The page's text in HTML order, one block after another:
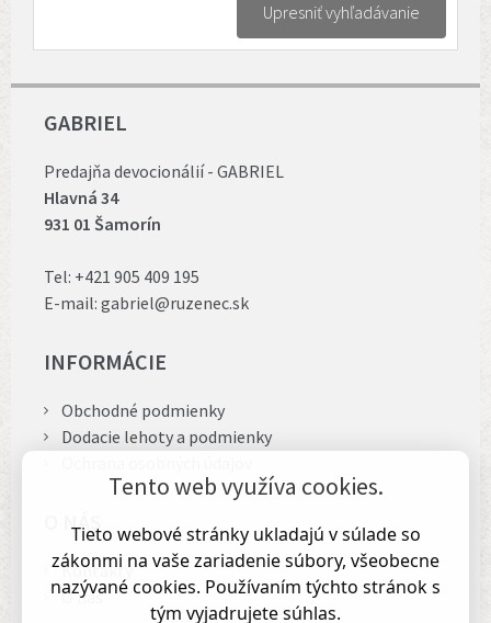
Upresniť vyhľadávanie
GABRIEL
Predajňa devocionálií - GABRIEL
Hlavná 34
931 01 Šamorín
Tel: +421 905 409 195
E-mail: gabriel@ruzenec.sk
INFORMÁCIE
Obchodné podmienky
Dodacie lehoty a podmienky
O NÁS
Kontakty
O nás
Tento web využíva cookies.
Tieto webové stránky ukladajú v súlade so
zákonmi na vaše zariadenie súbory, všeobecne
nazývané cookies. Používaním týchto stránok s
tým vyjadrujete súhlas.